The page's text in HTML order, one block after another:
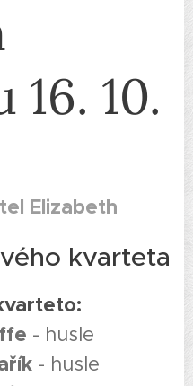
10.
Elizabeth
kvarteta
- husle
- husle